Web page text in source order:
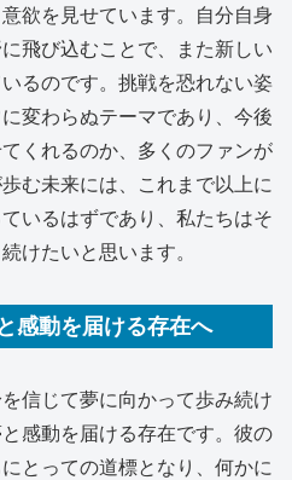
欲を見せています。自分自身
飛び込むことで、また新しい
るのです。挑戦を恐れない姿
変わらぬテーマであり、今後
くれるのか、多くのファンが
む未来には、これまで以上に
いるはずであり、私たちはそ
けたいと思います。
感動を届ける存在へ
信じて夢に向かって歩み続け
感動を届ける存在です。彼の
とっての道標となり、何かに